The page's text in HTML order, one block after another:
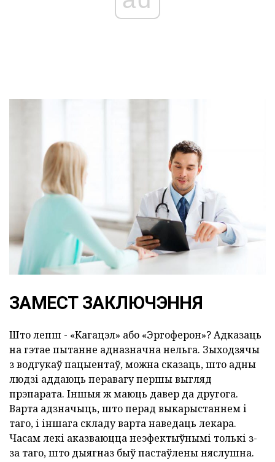
ЗАМЕСТ ЗАКЛЮЧЭННЯ
Што лепш - «Кагацэл» або «Эргоферон»? Адказаць
на гэтае пытанне адназначна нельга. Зыходзячы
з водгукаў пацыентаў, можна сказаць, што адны
людзі аддаюць перавагу першы выгляд
прэпарата. Іншыя ж маюць давер да другога.
Варта адзначыць, што перад выкарыстаннем і
таго, і іншага складу варта наведаць лекара.
Часам лекі аказваюцца неэфектыўнымі толькі з-
за таго, што дыягназ быў пастаўлены няслушна.